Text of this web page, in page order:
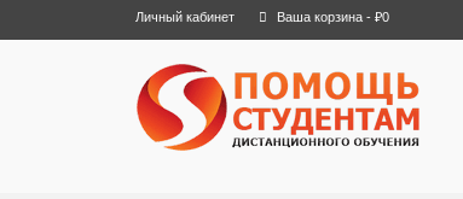
Личный кабинет Ваша корзина - ₽0